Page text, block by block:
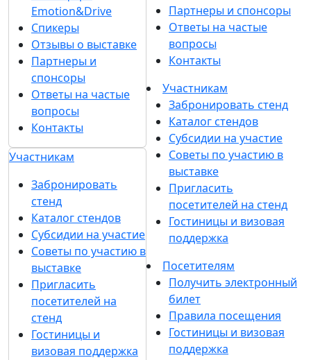
Emotion&Drive
Спикеры
Отзывы о выставке
Партнеры и
спонсоры
Ответы на частые
вопросы
Контакты
Участникам
Забронировать
стенд
Каталог стендов
Субсидии на участие
Советы по участию в
выставке
Пригласить
посетителей на
стенд
Гостиницы и
визовая поддержка
Партнеры и спонсоры
Ответы на частые
вопросы
Контакты
Участникам
Забронировать стенд
Каталог стендов
Субсидии на участие
Советы по участию в
выставке
Пригласить
посетителей на стенд
Гостиницы и визовая
поддержка
Посетителям
Получить электронный
билет
Правила посещения
Гостиницы и визовая
поддержка